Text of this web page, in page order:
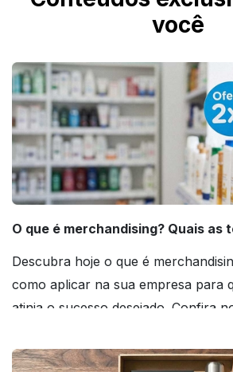
você
O que é merchandising? Quais as
Descubra hoje o que é
como aplicar na sua empresa para
atinja o sucesso desejado. Confira